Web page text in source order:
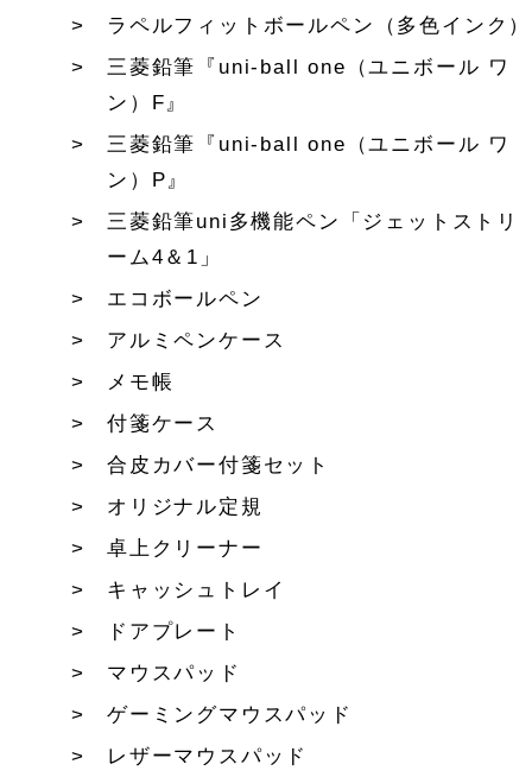
ラペルフィットボールペン（多色インク）
三菱鉛筆『uni-ball one（ユニボール ワ
ン）F』
三菱鉛筆『uni-ball one（ユニボール ワ
ン）P』
三菱鉛筆uni多機能ペン「ジェットストリ
ーム4＆1」
エコボールペン
アルミペンケース
メモ帳
付箋ケース
合皮カバー付箋セット
オリジナル定規
卓上クリーナー
キャッシュトレイ
ドアプレート
マウスパッド
ゲーミングマウスパッド
レザーマウスパッド